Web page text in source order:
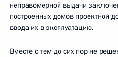
неправомерной выдачи
построенных домов проектной
ввода их в эксплуатацию.
Вместе с тем до сих пор не